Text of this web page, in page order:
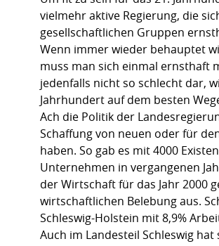
vielmehr aktive Regierung, die
gesellschaftlichen Gruppen
Wenn immer wieder behauptet
muss man sich einmal ernsthaft
jedenfalls nicht so schlecht dar,
Jahrhundert auf dem besten
Ach die Politik der
Schaffung von neuen oder für
haben. So gab es mit 4000
Unternehmen in vergangenen
der Wirtschaft für das Jahr 2000
wirtschaftlichen Belebung aus.
Schleswig-Holstein mit 8,9%
Auch im Landesteil Schleswig